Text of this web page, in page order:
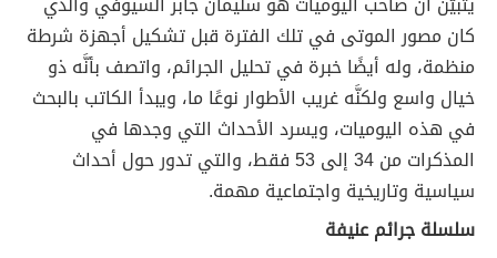
كان مصور الموتى في تلك الفترة قبل تشكيل أجهزة شرطة
منظمة، وله أيضًا خبرة في تحليل الجرائم، واتصف بأنَّه ذو
خيال واسع ولكنَّه غريب الأطوار نوعًا ما، ويبدأ الكاتب بالبحث
في هذه اليوميات، ويسرد الأحداث التي وجدها في
المذكرات من 34 إلى 53 فقط، والتي تدور حول أحداث
سياسية وتاريخية واجتماعية مهمة.
سلسلة جرائم عنيفة